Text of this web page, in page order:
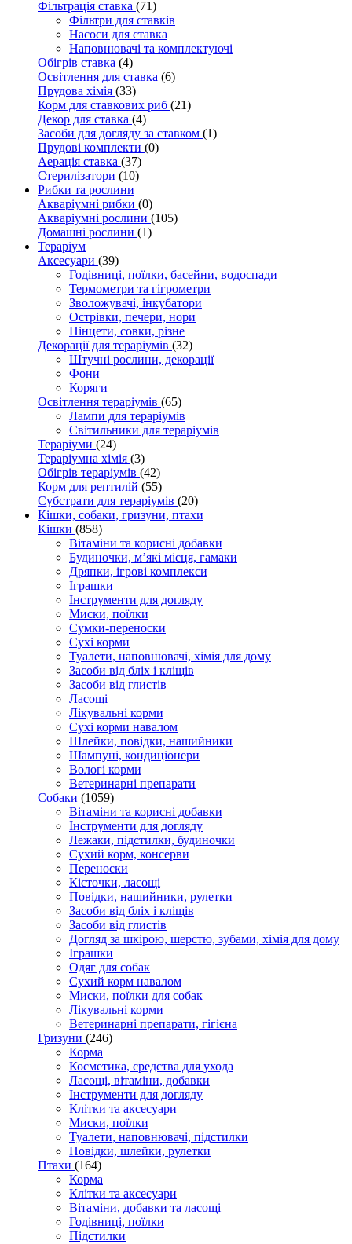
Фільтрація ставка (71)
Фільтри для ставків
Насоси для ставка
Наповнювачі та комплектуючі
Обігрів ставка (4)
Освітлення для ставка (6)
Прудова хімія (33)
Корм для ставкових риб (21)
Декор для ставка (4)
Засоби для догляду за ставком (1)
Прудові комплекти (0)
Аерація ставка (37)
Стерилізатори (10)
Рибки та рослини
Акваріумні рибки (0)
Акваріумні рослини (105)
Домашні рослини (1)
Тераріум
Аксесуари (39)
Годівниці, поїлки, басейни, водоспади
Термометри та гігрометри
Зволожувачі, інкубатори
Острівки, печери, нори
Пінцети, совки, різне
Декорації для тераріумів (32)
Штучні рослини, декорації
Фони
Коряги
Освітлення тераріумів (65)
Лампи для тераріумів
Світильники для тераріумів
Тераріуми (24)
Тераріумна хімія (3)
Обігрів тераріумів (42)
Корм для рептилій (55)
Субстрати для тераріумів (20)
Кішки, собаки, гризуни, птахи
Кішки (858)
Вітаміни та корисні добавки
Будиночки, м’які місця, гамаки
Дряпки, ігрові комплекси
Іграшки
Інструменти для догляду
Миски, поїлки
Сумки-переноски
Сухі корми
Туалети, наповнювачі, хімія для дому
Засоби від бліх і кліщів
Засоби від глистів
Ласощі
Лікувальні корми
Сухі корми навалом
Шлейки, повідки, нашийники
Шампуні, кондиціонери
Вологі корми
Ветеринарні препарати
Собаки (1059)
Вітаміни та корисні добавки
Інструменти для догляду
Лежаки, підстилки, будиночки
Сухий корм, консерви
Переноски
Кісточки, ласощі
Повідки, нашийники, рулетки
Засоби від бліх і кліщів
Засоби від глистів
Догляд за шкірою, шерстю, зубами, хімія для дому
Іграшки
Одяг для собак
Сухий корм навалом
Миски, поїлки для собак
Лікувальні корми
Ветеринарні препарати, гігієна
Гризуни (246)
Корма
Косметика, средства для ухода
Ласощі, вітаміни, добавки
Інструменти для догляду
Клітки та аксесуари
Миски, поїлки
Туалети, наповнювачі, підстилки
Повідки, шлейки, рулетки
Птахи (164)
Корма
Клітки та аксесуари
Вітаміни, добавки та ласощі
Годівниці, поїлки
Підстилки